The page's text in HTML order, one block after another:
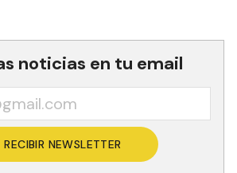
noticias en tu email
RECIBIR NEWSLETTER